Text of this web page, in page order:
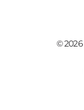
© 2026